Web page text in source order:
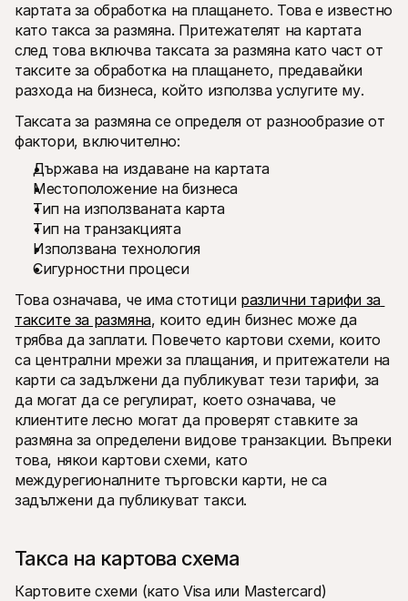
картата за обработка на плащането. Това е известно
като такса за размяна. Притежателят на картата
след това включва таксата за размяна като част от
таксите за обработка на плащането, предавайки
разхода на бизнеса, който използва услугите му.
Таксата за размяна се определя от разнообразие от
фактори, включително:
Държава на издаване на картата
Местоположение на бизнеса
Тип на използваната карта
Тип на транзакцията
Използвана технология
Сигурностни процеси
Това означава, че има стотици различни тарифи за
таксите за размяна, които един бизнес може да
трябва да заплати. Повечето картови схеми, които
са централни мрежи за плащания, и притежатели на
карти са задължени да публикуват тези тарифи, за
да могат да се регулират, което означава, че
клиентите лесно могат да проверят ставките за
размяна за определени видове транзакции. Въпреки
това, някои картови схеми, като
междурегионалните търговски карти, не са
задължени да публикуват такси.
Такса на картова схема
Картовите схеми (като Visa или Mastercard)